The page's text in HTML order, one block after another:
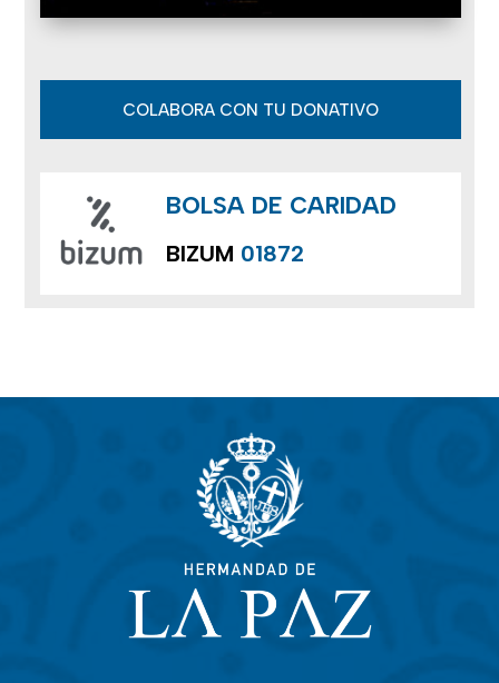
COLABORA CON TU DONATIVO
BOLSA DE CARIDAD
BIZUM 01872